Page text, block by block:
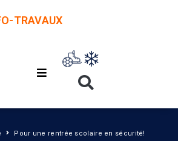
TRAVAUX
Pour une rentrée scolaire en sécurité!